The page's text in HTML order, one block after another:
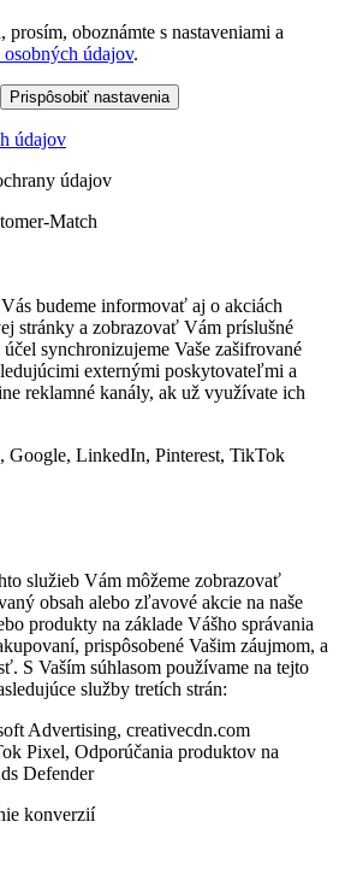
prosím, oboznámte s nastaveniami a
osobných údajov.
Prispôsobiť nastavenia
údajov
údajov
Match
budeme informovať aj o akciách
stránky a zobrazovať Vám príslušné
synchronizujeme Vaše zašifrované
externými poskytovateľmi a
reklamné kanály, ak už využívate ich
Google, LinkedIn, Pinterest, TikTok
služieb Vám môžeme zobrazovať
obsah alebo zľavové akcie na naše
produkty na základe Vášho správania
prispôsobené Vašim záujmom, a
S Vaším súhlasom používame na tejto
služby tretích strán:
Advertising, creativecdn.com
Pixel, Odporúčania produktov na
Defender
konverzií